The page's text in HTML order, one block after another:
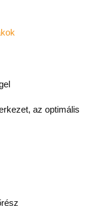
az optimális